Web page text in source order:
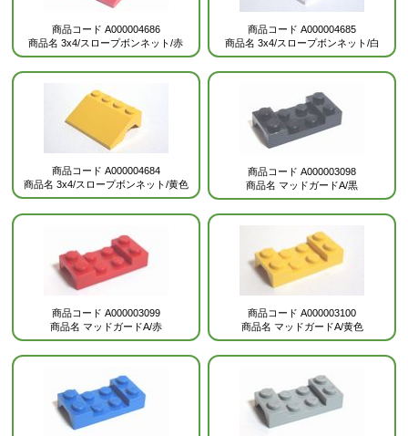
商品コード A000004686
商品名 3x4/スロープボンネット/赤
商品コード A000004685
商品名 3x4/スロープボンネット/白
商品コード A000004684
商品名 3x4/スロープボンネット/黄色
商品コード A000003098
商品名 マッドガードA/黒
商品コード A000003099
商品名 マッドガードA/赤
商品コード A000003100
商品名 マッドガードA/黄色